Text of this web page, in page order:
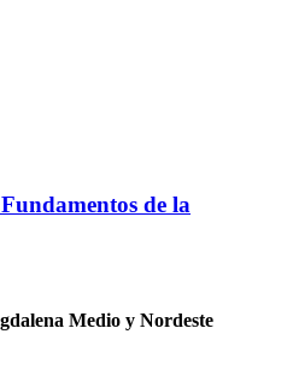
de la
Medio y Nordeste